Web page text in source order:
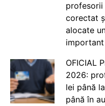
profesorii
corectat
alocate
important
OFICIAL
2026:
lei până
până în